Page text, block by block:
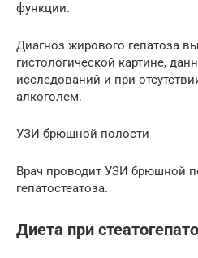
функции.
Диагноз жирового гепатоза
гистологической картине,
исследований и при
алкоголем.
УЗИ брюшной полости
Врач проводит УЗИ брюшной
гепатостеатоза.
Диета при